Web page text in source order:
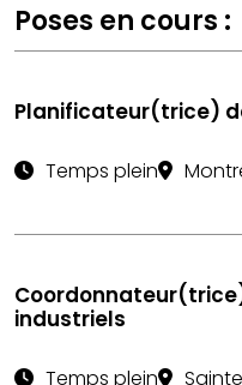
Poses en cours :
Planificateur(trice)
Temps plein
industriels
Temps plein